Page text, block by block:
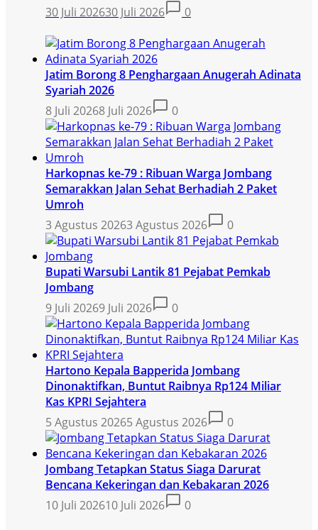
30 Juli 202630 Juli 2026 0
Jatim Borong 8 Penghargaan Anugerah Adinata
Syariah 2026
8 Juli 20268 Juli 2026 0
Harkopnas ke-79 : Ribuan Warga Jombang
Semarakkan Jalan Sehat Berhadiah 2 Paket
Umroh
3 Agustus 20263 Agustus 2026 0
Bupati Warsubi Lantik 81 Pejabat Pemkab
Jombang
9 Juli 20269 Juli 2026 0
Hartono Kepala Bapperida Jombang
Dinonaktifkan, Buntut Raibnya Rp124 Miliar
Kas KPRI Sejahtera
5 Agustus 20265 Agustus 2026 0
Jombang Tetapkan Status Siaga Darurat
Bencana Kekeringan dan Kebakaran 2026
10 Juli 202610 Juli 2026 0